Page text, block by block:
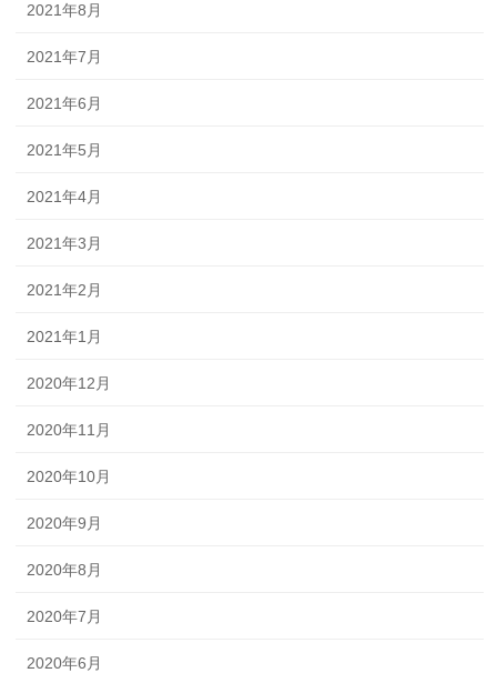
2021年8月
2021年7月
2021年6月
2021年5月
2021年4月
2021年3月
2021年2月
2021年1月
2020年12月
2020年11月
2020年10月
2020年9月
2020年8月
2020年7月
2020年6月